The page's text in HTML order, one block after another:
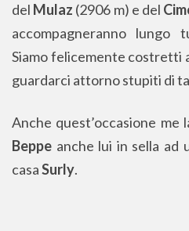
del Mulaz (2906 m) e del
accompagneranno
Siamo felicemente costretti
guardarci attorno stupiti di
Anche quest’occasione me
Beppe anche lui in sella ad
casaSurly.